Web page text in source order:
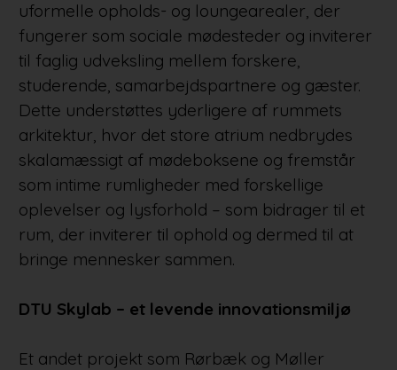
uformelle opholds- og loungearealer, der
fungerer som sociale mødesteder og inviterer
til faglig udveksling mellem forskere,
studerende, samarbejdspartnere og gæster.
Dette understøttes yderligere af rummets
arkitektur, hvor det store atrium nedbrydes
skalamæssigt af mødeboksene og fremstår
som intime rumligheder med forskellige
oplevelser og lysforhold – som bidrager til et
rum, der inviterer til ophold og dermed til at
bringe mennesker sammen.
DTU Skylab – et levende innovationsmiljø
Et andet projekt som Rørbæk og Møller